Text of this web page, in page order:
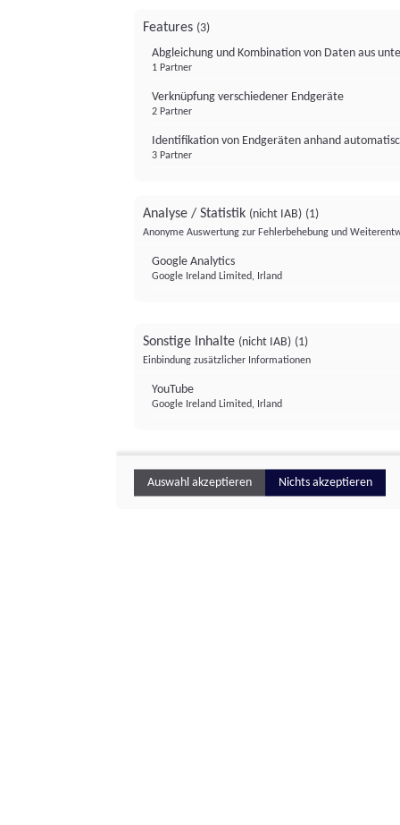
Features (3)
Abgleichung und Kombination von Daten aus
1 Partner
Verknüpfung verschiedener Endgeräte
2 Partner
Identifikation von Endgeräten anhand
3 Partner
Analyse / Statistik (nicht IAB) (1)
Anonyme Auswertung zur Fehlerbehebung und
Google Analytics
Google Ireland Limited, Irland
Sonstige Inhalte (nicht IAB) (1)
Einbindung zusätzlicher Informationen
YouTube
Google Ireland Limited, Irland
Auswahl akzeptieren Nichts akzeptieren